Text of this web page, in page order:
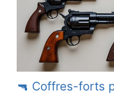
🔫 Coffres-forts